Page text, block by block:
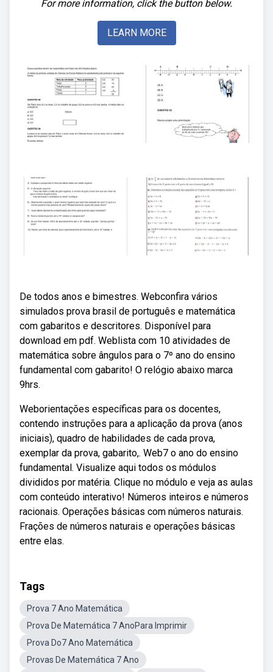
For more information, click the button below.
LEARN MORE
De todos anos e bimestres. Webconfira vários
simulados prova brasil de português e matemática
com gabaritos e descritores. Disponível para
download em pdf. Weblista com 10 atividades de
matemática sobre ângulos para o 7º ano do ensino
fundamental com gabarito! O relógio abaixo marca
9hrs.
Weborientações específicas para os docentes,
contendo instruções para a aplicação da prova (anos
iniciais), quadro de habilidades de cada prova,
exemplar da prova, gabarito,. Web7 o ano do ensino
fundamental. Visualize aqui todos os módulos
divididos por matéria. Clique no módulo e veja as aulas
com conteúdo interativo! Números inteiros e números
racionais. Operações básicas com números naturais.
Frações de números naturais e operações básicas
entre elas.
Tags
Prova 7 Ano Matemática
Prova De Matemática 7 AnoPara Imprimir
Prova Do7 Ano Matemática
Provas De Matemática 7 Ano